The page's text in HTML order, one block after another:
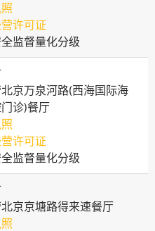
许可证
监督量化分级
京万泉河路(西海国际海
诊)餐厅
许可证
监督量化分级
京京塘路得来速餐厅